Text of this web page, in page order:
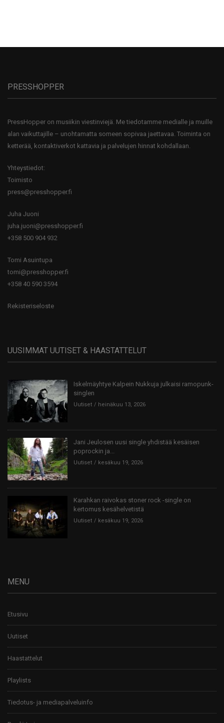
PRESSHOPPER
PressHopper on musiikin viestinviejä. Me tiedotamme medialle ja muille
alan vaikuttajille – unohtamatta someen sopivaa jaettavaa. Toiminta on
ketterää, kontaktiverkot kattavia ja palvelujen hinnat kohdallaan.
Yhteystiedot:
Toimisto
press@presshopper.fi
Juha Juoni
juha.juoni@presshopper.fi
+358 500 904 932
Tomi Asuintupa
tomi@presshopper.fi
+358 40 590 3594
Rekisteriseloste
UUSIMMAT UUTISET & HAASTATTELUT
Iskelmäyhtye Kalpein Nukkuja julkaisi ramopunk-
singlen
Uutiset heinäkuu 13, 2026
Jani Jeulosen uusi single yhdistää kesäisen
poprockin ja...
Uutiset kesäkuu 19, 2026
Karahkan raivokas stoner rock -single on
kertomus kesähelvetistä
Uutiset kesäkuu 19, 2026
MENU
Etusivu
Uutiset
Haastattelut
Playlists
Tiedotus- ja mediapalveluinfo